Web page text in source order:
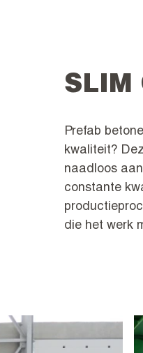
SLIM
Prefab
kwaliteit?
naadloos
constante
die het werk